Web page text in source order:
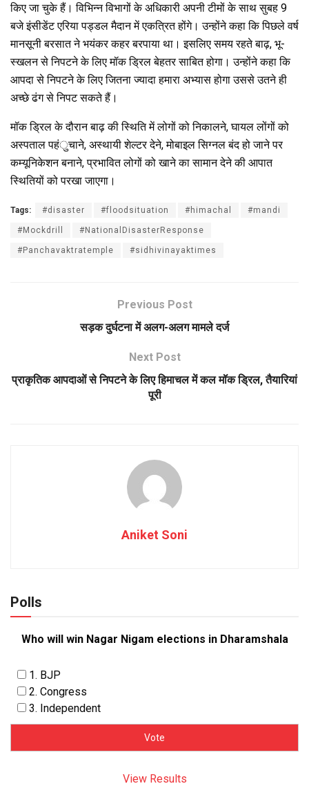
किए जा चुके हैं। विभिन्न विभागों के अधिकारी अपनी टीमों के साथ सुबह 9
बजे इंसीडेंट एरिया पड्डल मैदान में एकत्रित होंगे। उन्होंने कहा कि पिछले वर्ष
मानसूनी बरसात ने भयंकर कहर बरपाया था। इसलिए समय रहते बाढ़, भू-
स्खलन से निपटने के लिए मॉक ड्रिल बेहतर साबित होगा। उन्होंने कहा कि
आपदा से निपटने के लिए जितना ज्यादा हमारा अभ्यास होगा उससे उतने ही
अच्छे ढंग से निपट सकते हैं।
मॉक ड्रिल के दौरान बाढ़ की स्थिति में लोगों को निकालने, घायल लोंगों को
अस्पताल पहंुचाने, अस्थायी शेल्टर देने, मोबाइल सिग्नल बंद हो जाने पर
कम्यूनिकेशन बनाने, प्रभावित लोगों को खाने का सामान देने की आपात
स्थितियों को परखा जाएगा।
Tags: #disaster #floodsituation #himachal #mandi
#Mockdrill #NationalDisasterResponse
#Panchavaktratemple #sidhivinayaktimes
Previous Post
सड़क दुर्घटना में अलग-अलग मामले दर्ज
Next Post
प्राकृतिक आपदाओं से निपटने के लिए हिमाचल में कल मॉक ड्रिल, तैयारियां
पूरी
Aniket Soni
Polls
Who will win Nagar Nigam elections in Dharamshala
1. BJP
2. Congress
3. Independent
View Results